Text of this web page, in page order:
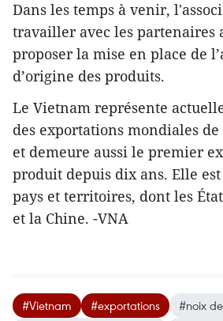
Dans les temps à venir,
travailler avec les partenaires
proposer la mise en place de
d’origine des produits.
Le Vietnam représente
des exportations mondiales
et demeure aussi le premier
produit depuis ​dix ans. ​Elle
pays et territoires, dont les
et la Chine. -VNA
#Vietnam #exportations
#noix